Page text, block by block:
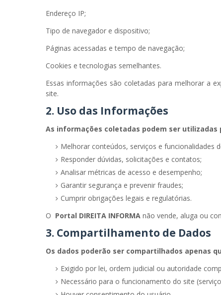
Endereço IP;
Tipo de navegador e dispositivo;
Páginas acessadas e tempo de navegação;
Cookies e tecnologias semelhantes.
Essas informações são coletadas para melhorar a
site.
2. Uso das Informações
As informações coletadas podem ser utilizadas
Melhorar conteúdos, serviços e funcionalidades
Responder dúvidas, solicitações e contatos;
Analisar métricas de acesso e desempenho;
Garantir segurança e prevenir fraudes;
Cumprir obrigações legais e regulatórias.
O Portal DIREITA INFORMA não vende, aluga ou
3. Compartilhamento de Dados
Os dados poderão ser compartilhados apenas
Exigido por lei, ordem judicial ou autoridade
Necessário para o funcionamento do site